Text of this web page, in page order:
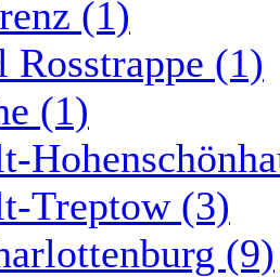
(1)
Rosstrappe (1)
(1)
Treptow (3)
(9)